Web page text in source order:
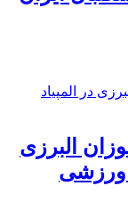
البرزی
ورزشی